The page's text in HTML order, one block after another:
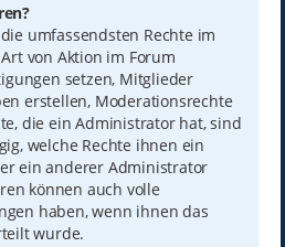
umfassendsten Rechte im
von Aktion im Forum
setzen, Mitglieder
erstellen, Moderationsrechte
die ein Administrator hat, sind
welche Rechte ihnen ein
ein anderer Administrator
können auch volle
haben, wenn ihnen das
wurde.